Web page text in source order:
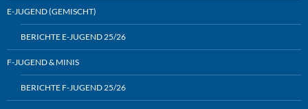
E-JUGEND (GEMISCHT)
BERICHTE E-JUGEND 25/26
F-JUGEND & MINIS
BERICHTE F-JUGEND 25/26